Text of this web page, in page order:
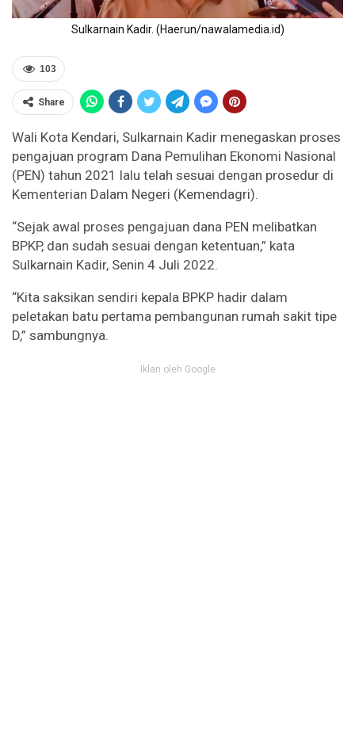
Sulkarnain Kadir. (Haerun/nawalamedia.id)
103
Share
Wali Kota Kendari, Sulkarnain Kadir menegaskan proses
pengajuan program Dana Pemulihan Ekonomi Nasional
(PEN) tahun 2021 lalu telah sesuai dengan prosedur di
Kementerian Dalam Negeri (Kemendagri).
“Sejak awal proses pengajuan dana PEN melibatkan
BPKP, dan sudah sesuai dengan ketentuan,” kata
Sulkarnain Kadir, Senin 4 Juli 2022.
“Kita saksikan sendiri kepala BPKP hadir dalam
peletakan batu pertama pembangunan rumah sakit tipe
D,” sambungnya.
Iklan oleh Google